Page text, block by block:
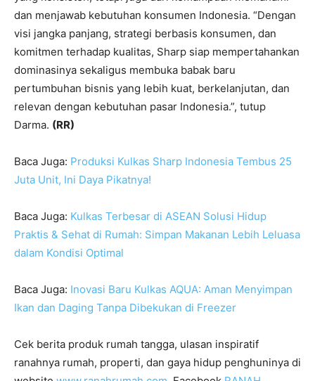
dan menjawab kebutuhan konsumen Indonesia. “Dengan
visi jangka panjang, strategi berbasis konsumen, dan
komitmen terhadap kualitas, Sharp siap mempertahankan
dominasinya sekaligus membuka babak baru
pertumbuhan bisnis yang lebih kuat, berkelanjutan, dan
relevan dengan kebutuhan pasar Indonesia.”, tutup
Darma. (RR)
Baca Juga: Produksi Kulkas Sharp Indonesia Tembus 25
Juta Unit, Ini Daya Pikatnya!
Baca Juga: Kulkas Terbesar di ASEAN Solusi Hidup
Praktis & Sehat di Rumah: Simpan Makanan Lebih Leluasa
dalam Kondisi Optimal
Baca Juga: Inovasi Baru Kulkas AQUA: Aman Menyimpan
Ikan dan Daging Tanpa Dibekukan di Freezer
Cek berita produk rumah tangga, ulasan inspiratif
ranahnya rumah, properti, dan gaya hidup penghuninya di